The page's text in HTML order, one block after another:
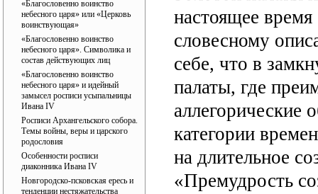
«Благословенно воинство
небесного царя» или «Церковь
воинствующая»
«Благословенно воинство
небесного царя». Символика и
состав действующих лиц
«Благословенно воинство
небесного царя» и идейный
замысел росписи усыпальницы
Ивана IV
Росписи Архангельского собора.
Темы войны, веры и царского
родословия
Особенности росписи
диаконника Ивана IV
Новгородско-псковская ересь и
тенденции нестяжательства
настоящее
словесному
себе, что в
палаты, где
аллегорические
категории
на длительное
«Премудрость